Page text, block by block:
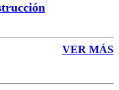
VER MÁS